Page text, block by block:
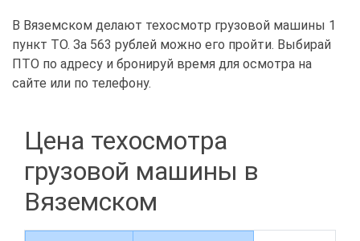
В Вяземском делают техосмотр грузовой машины 1
пункт ТО. За 563 рублей можно его пройти. Выбирай
ПТО по адресу и бронируй время для осмотра на
сайте или по телефону.
Цена техосмотра
грузовой машины в
Вяземском